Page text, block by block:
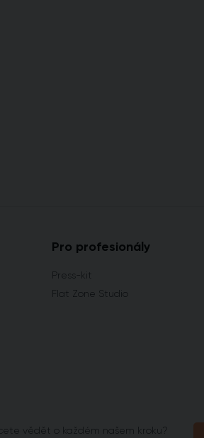
Pro profesionály
Press-kit
Flat Zone Studio
vědět o každém našem kroku?